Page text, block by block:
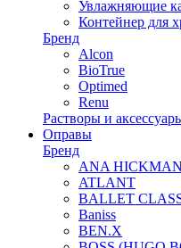
Увлажняющие
Контейнер для
Бренд
Alcon
BioTrue
Optimed
Renu
Растворы и
Оправы
Бренд
ANA
ATLANT
BALLET
Baniss
BEN.X